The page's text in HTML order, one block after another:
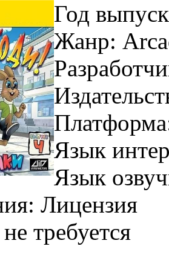
Год
Жанр:
Язык
Язык
Лицензия
требуется